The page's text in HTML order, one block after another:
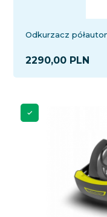
Odkurzacz
2290,00 PLN